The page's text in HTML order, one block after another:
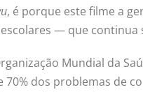
, é porque este filme a
— que
Mundial da
dos problemas de